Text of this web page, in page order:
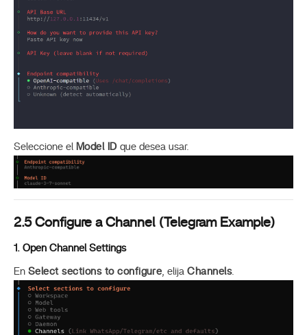
Seleccione el Model IDque desea usar.
2.5 Configure a Channel (Telegram Example)
1. Open Channel Settings
En Select sections to configure , elijaChannels.